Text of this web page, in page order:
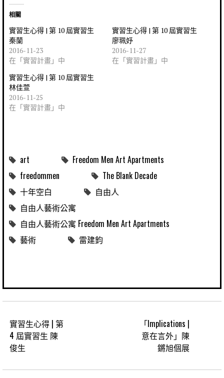
相關
實習生心得 | 第 10 屆實習生
秦蘭
2016-11-23
在「實習計畫」中
實習生心得 | 第 10 屆實習生
廖珮妤
2016-11-27
在「實習計畫」中
實習生心得 | 第 10 屆實習生
林佳萱
2016-11-25
在「實習計畫」中
art
Freedom Men Art Apartments
freedommen
The Blank Decade
十年空白
自由人
自由人藝術公寓
自由人藝術公寓 Freedom Men Art Apartments
藝術
雷建鈞
實習生心得 | 第
4 屆實習生 陳
俊生
「Implications |
意在言外」陳
鏘旭個展